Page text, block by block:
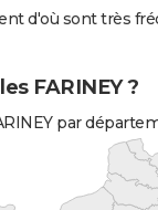
d'où sont très
FARINEY ?
par